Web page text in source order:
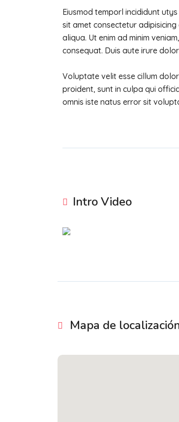
Eiusmod temporl incididunt
sit amet consectetur
aliqua. Ut enim ad minim
consequat. Duis aute irure
Voluptate velit esse cillum
proident, sunt in culpa qui
omnis iste natus error sit
Intro Video
Mapa de